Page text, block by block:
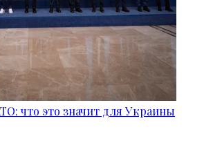
что это значит для Украины